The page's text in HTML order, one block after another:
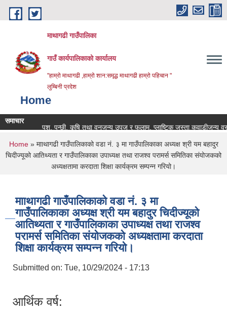
Skip to main content
माथागढी गाउँपालिका
गाउँ कार्यपालिकाको कार्यालय
"हाम्रो माथागढी ,हाम्रो शान:समृद्ध माथागढी हाम्रो पहिचान "
लुम्बिनी प्रदेश
Home
समाचार
पशु, पन्छी, कृषि तथा वनजन्य उपज र फलाम, प्लाष्टिक जस्ता कवाडीजन्य
You are here
Home» मााथागढी गाउँपालिकाको वडा नं. ३ मा गाउँपालिकाका अध्यक्ष श्री यम बहादुर
चिदीज्यूको आतिथ्यता र गाउँपालिकाका उपाध्यक्ष तथा राजश्व परामर्स समितिका संयोजकको
अध्यक्षतामा करदाता शिक्षा कार्यक्रम सम्पन्न गरियो।
मााथागढी गाउँपालिकाको वडा नं. ३ मा
गाउँपालिकाका अध्यक्ष श्री यम बहादुर चिदीज्यूको
आतिथ्यता र गाउँपालिकाका उपाध्यक्ष तथा राजश्व
परामर्स समितिका संयोजकको अध्यक्षतामा करदाता
शिक्षा कार्यक्रम सम्पन्न गरियो।
Submitted on: Tue, 10/29/2024 - 17:13
आर्थिक वर्ष: